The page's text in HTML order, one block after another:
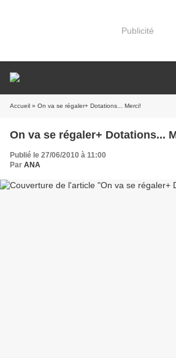
Publicité
Accueil » On va se régaler+ Dotations... Merci!
On va se régaler+ Dotations...
Publié le 27/06/2010 à 11:00
Par ANA